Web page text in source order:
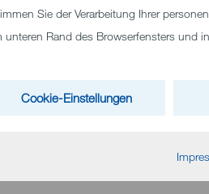
Sie der Verarbeitung Ihrer
unteren Rand des Browserfensters und
Cookie-Einstellungen
Ausbildung erfahren will, kann
und Gesundheit kommen.
2024. Alle, die Interesse an einer
dem Speed-Dating der
Vorteil für junge Menschen:
unterstützt, gefördert und
und Praxis der Ausbildung erlebt
sich im Gebäude